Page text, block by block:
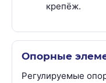
крепёж.
Опорные
Регулируемые